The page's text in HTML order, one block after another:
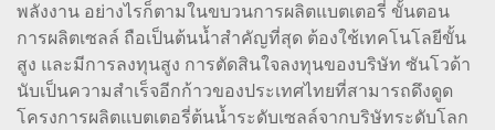
พลังงาน อย่างไรก็ตามในขบวนการผลิตแบตเตอรี่ ขั้นตอน
การผลิตเซลล์ ถือเป็นต้นน้ำสำคัญที่สุด ต้องใช้เทคโนโลยีขั้น
สูง และมีการลงทุนสูง การตัดสินใจลงทุนของบริษัท ซันโวด้า
นับเป็นความสำเร็จอีกก้าวของประเทศไทยที่สามารถดึงดูด
โครงการผลิตแบตเตอรี่ต้นน้ำระดับเซลล์จากบริษัทระดับโลก